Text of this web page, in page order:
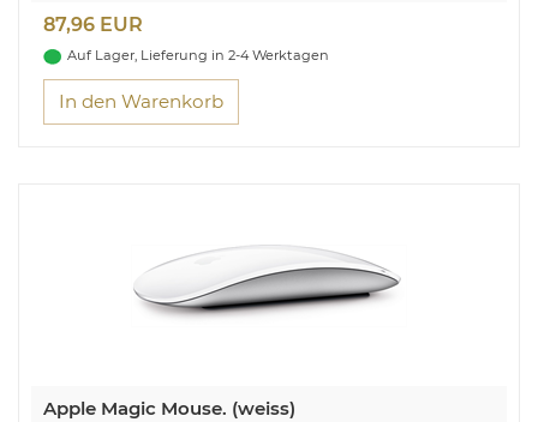
87,96 EUR
Auf Lager, Lieferung in 2-4 Werktagen
In den Warenkorb
Apple Magic Mouse. (weiss)